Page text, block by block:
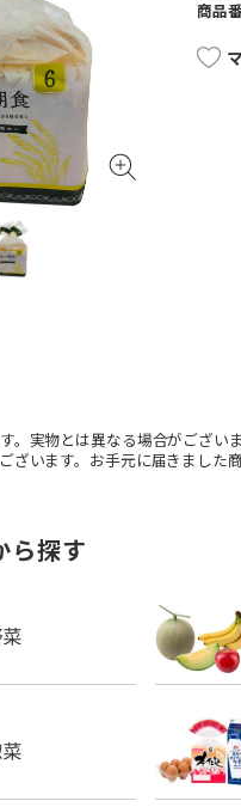
商品
。実物とは異なる場合がござい
ざいます。お手元に届きました
ら探す